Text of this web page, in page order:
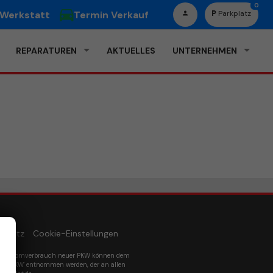
Termin Verkauf Parkplatz
0
REPARATUREN AKTUELLES UNTERNEHMEN
Cookie-Einstellungen
Stromverbrauch neuer PKW können dem
PKW' entnommen werden, der an allen